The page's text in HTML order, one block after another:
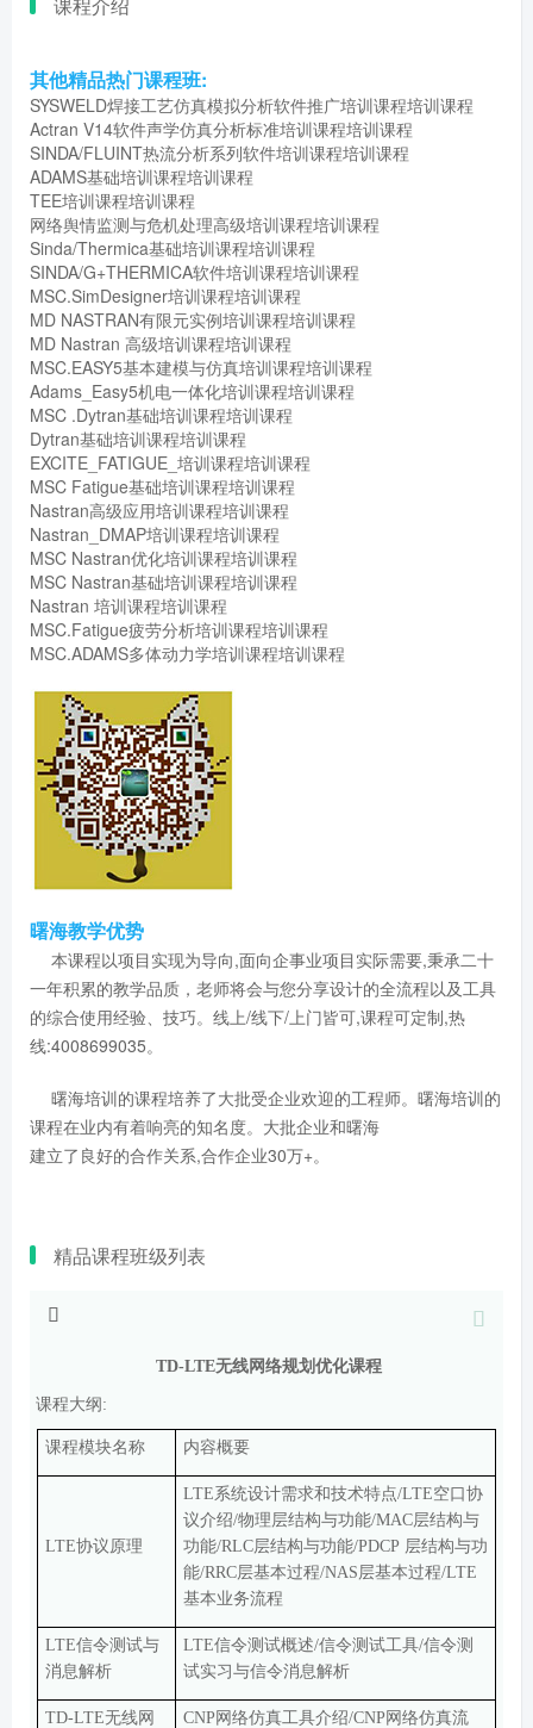
其他精品热门课程班:
SYSWELD焊接工艺仿真模拟分析软件推广培训课程培训课程
Actran V14软件声学仿真分析标准培训课程培训课程
SINDA/FLUINT热流分析系列软件培训课程培训课程
ADAMS基础培训课程培训课程
TEE培训课程培训课程
网络舆情监测与危机处理高级培训课程培训课程
Sinda/Thermica基础培训课程培训课程
SINDA/G+THERMICA软件培训课程培训课程
MSC.SimDesigner培训课程培训课程
MD NASTRAN有限元实例培训课程培训课程
MD Nastran 高级培训课程培训课程
MSC.EASY5基本建模与仿真培训课程培训课程
Adams_Easy5机电一体化培训课程培训课程
MSC .Dytran基础培训课程培训课程
Dytran基础培训课程培训课程
EXCITE_FATIGUE_培训课程培训课程
MSC Fatigue基础培训课程培训课程
Nastran高级应用培训课程培训课程
Nastran_DMAP培训课程培训课程
MSC Nastran优化培训课程培训课程
MSC Nastran基础培训课程培训课程
Nastran 培训课程培训课程
MSC.Fatigue疲劳分析培训课程培训课程
MSC.ADAMS多体动力学培训课程培训课程
曙海教学优势
本课程以项目实现为导向,面向企事业项目实际需要,秉承二十
一年积累的教学品质，老师将会与您分享设计的全流程以及工具
的综合使用经验、技巧。线上/线下/上门皆可,课程可定制,热
线:4008699035。
曙海培训的课程培养了大批受企业欢迎的工程师。曙海培训的
课程在业内有着响亮的知名度。大批企业和曙海
建立了良好的合作关系,合作企业30万+。
精品课程班级列表
TD-LTE无线网络规划优化课程
课程大纲 :
课程模块名称 内容概要
LTE协议原理
LTE 系统设计需求和技术特点/LTE空口协
议介绍/物理层结构与功能/MAC层结构与
功能/RLC层结构与功能/PDCP 层结构与功
能/RRC层基本过程/NAS 层基本过程/LTE
基本业务流程
LTE信令测试与
消息解析
LTE信令测试概述/信令测试工具/信令测
试实习与信令消息解析
TD-LTE无线网
CNP 网络仿真工具介绍/CNP 网络仿真流